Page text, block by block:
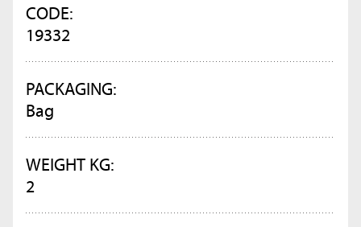
CODE:
19332
PACKAGING:
Bag
WEIGHT KG:
2